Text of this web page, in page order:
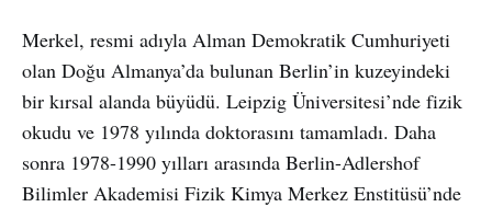
Merkel, resmi adıyla Alman Demokratik Cumhuriyeti
olan Doğu Almanya’da bulunan Berlin’in kuzeyindeki
bir kırsal alanda büyüdü. Leipzig Üniversitesi’nde fizik
okudu ve 1978 yılında doktorasını tamamladı. Daha
sonra 1978-1990 yılları arasında Berlin-Adlershof
Bilimler Akademisi Fizik Kimya Merkez Enstitüsü’nde